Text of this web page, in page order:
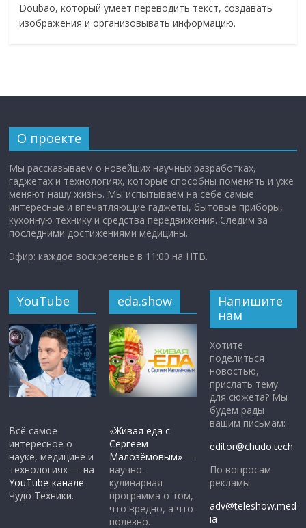
Doubao, который умеет переводить текст, создавать
изображения и организовывать информацию.
О проекте
Мы рассказываем о новейших научных разработках,
гаджетах и технологиях, которые способны поменять и уже
меняют нашу жизнь. Мы испытываем на себе самые
интересные и впечатляющие гаджеты, бытовые приборы,
кухонную технику и средства передвижения. Следим за
последними достижениями медицины.
Эфир: каждое воскресенье в 11:00 на НТВ.
YouTube
Всё самое
интересное о
науке, медицине и
технологиях — на
YouTube-канале
Чудо Техники.
eda.show
«Живая еда с
Сергеем
Малозёмовым» —
научно-
кулинарная
программа о том,
что вредно, а что
полезно.
Напишите
нам
Хотите
поделиться
новостью,
прислать тему
для сюжета? Мы
будем рады
вашим письмам:
editor@chudo.tech
По вопросам
рекламы:
adv@teleshow.med
ia